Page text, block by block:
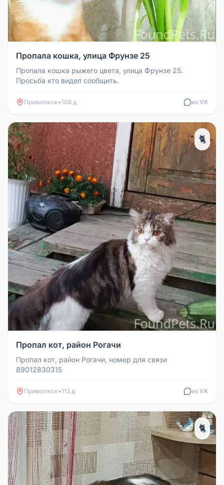
Пропала кошка, улица Фрунзе 25
Пропала кошка рыжего цвета, улица Фрунзе 25.
Просьба кто видел сообщить.
Приволжск•106 д из VK
🐈
Пропал кот, район Рогачи
Пропал кот, район Рогачи, номер для связи
89012830315
Приволжск•113 д из VK
🐈